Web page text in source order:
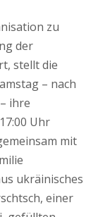
zu
der
stellt die
– nach
ihre
Uhr
mit
ukräinisches
einer